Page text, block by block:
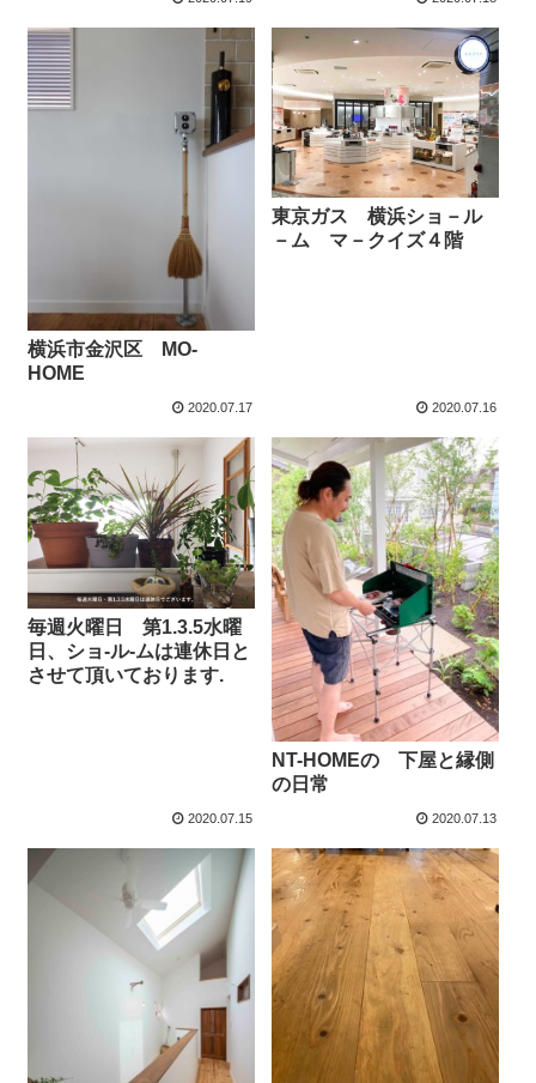
横浜市金沢区 MO-
HOME
2020.07.17
東京ガス 横浜ショ－ル
－ム マ－クイズ４階
2020.07.16
毎週火曜日 第1.3.5水曜
日、ショ-ル-ムは連休日と
させて頂いております.
2020.07.15
NT-HOMEの 下屋と縁側
の日常
2020.07.13